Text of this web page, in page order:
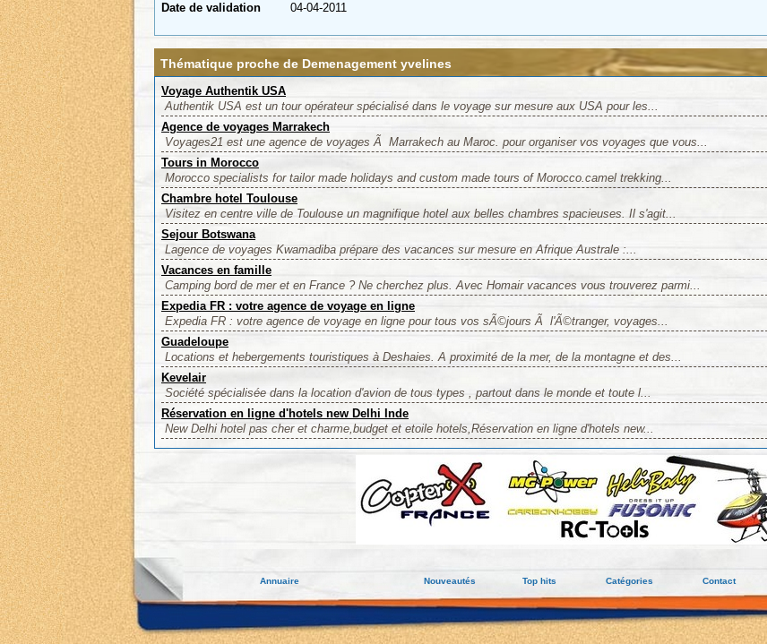
Date de validation
04-04-2011
Thématique proche de Demenagement yvelines
Voyage Authentik USA
Authentik USA est un tour opérateur spécialisé dans le voyage sur mesure aux USA pour les...
Agence de voyages Marrakech
Voyages21 est une agence de voyages Ã Marrakech au Maroc. pour organiser vos voyages que vous...
Tours in Morocco
Morocco specialists for tailor made holidays and custom made tours of Morocco.camel trekking...
Chambre hotel Toulouse
Visitez en centre ville de Toulouse un magnifique hotel aux belles chambres spacieuses. Il s'agit...
Sejour Botswana
Lagence de voyages Kwamadiba prépare des vacances sur mesure en Afrique Australe :...
Vacances en famille
Camping bord de mer et en France ? Ne cherchez plus. Avec Homair vacances vous trouverez parmi...
Expedia FR : votre agence de voyage en ligne
Expedia FR : votre agence de voyage en ligne pour tous vos sÃ©jours Ã l'Ã©tranger, voyages...
Guadeloupe
Locations et hebergements touristiques à Deshaies. A proximité de la mer, de la montagne et des...
Kevelair
Société spécialisée dans la location d'avion de tous types , partout dans le monde et toute l...
Réservation en ligne d'hotels new Delhi Inde
New Delhi hotel pas cher et charme,budget et etoile hotels,Réservation en ligne d'hotels new...
Annuaire Nouveautés Top hits Catégories Contact